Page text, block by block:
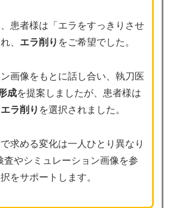
患者様は「エラをすっきりさせ
、 エラ削り をご希望でした。
画像をもとに話し合い、執刀医
成を提案しましたが、患者様は
エラ削り を選択されました。
求める変化は一人ひとり異なり
査やシミュレーション画像を参
をサポートします。